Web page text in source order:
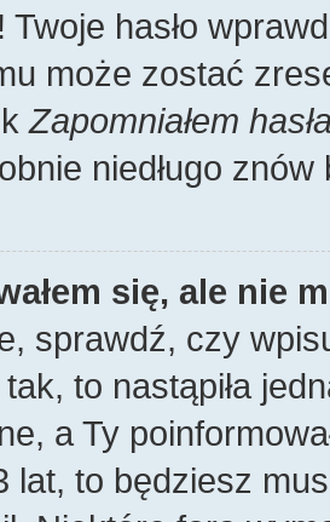
Twoje hasło
może zostać
Zapomniałem
niedługo
się, ale nie
sprawdź, czy
tak, to nastąpiła
a Ty
lat, to będziesz